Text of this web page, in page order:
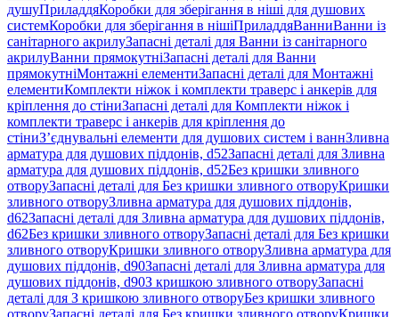
душуПриладдяКоробки для зберігання в ніші для душових
системКоробки для зберігання в нішіПриладдяВанниВанни із
санітарного акрилуЗапасні деталі для Ванни із санітарного
акрилуВанни прямокутніЗапасні деталі для Ванни
прямокутніМонтажні елементиЗапасні деталі для Монтажні
елементиКомплекти ніжок і комплекти траверс і анкерів для
кріплення до стіниЗапасні деталі для Комплекти ніжок і
комплекти траверс і анкерів для кріплення до
стіниЗ’єднувальні елементи для душових систем і ваннЗливна
арматура для душових піддонів, d52Запасні деталі для Зливна
арматура для душових піддонів, d52Без кришки зливного
отворуЗапасні деталі для Без кришки зливного отворуКришки
зливного отворуЗливна арматура для душових піддонів,
d62Запасні деталі для Зливна арматура для душових піддонів,
d62Без кришки зливного отворуЗапасні деталі для Без кришки
зливного отворуКришки зливного отворуЗливна арматура для
душових піддонів, d90Запасні деталі для Зливна арматура для
душових піддонів, d90З кришкою зливного отворуЗапасні
деталі для З кришкою зливного отворуБез кришки зливного
отворуЗапасні деталі для Без кришки зливного отворуКришки